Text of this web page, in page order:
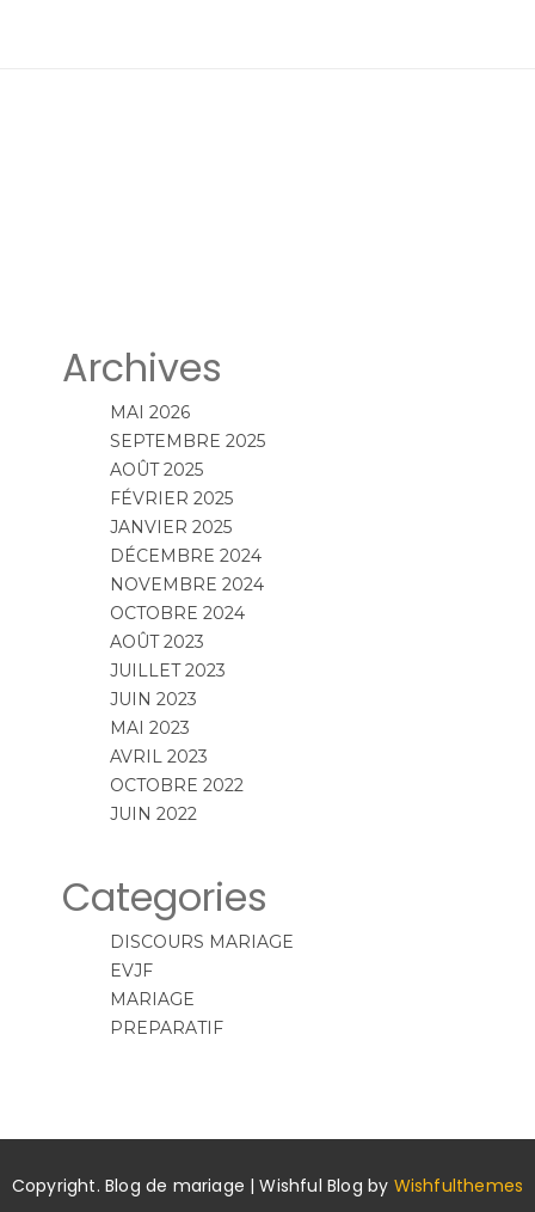
Archives
MAI 2026
SEPTEMBRE 2025
AOÛT 2025
FÉVRIER 2025
JANVIER 2025
DÉCEMBRE 2024
NOVEMBRE 2024
OCTOBRE 2024
AOÛT 2023
JUILLET 2023
JUIN 2023
MAI 2023
AVRIL 2023
OCTOBRE 2022
JUIN 2022
Categories
DISCOURS MARIAGE
EVJF
MARIAGE
PREPARATIF
Copyright. Blog de mariage | Wishful Blog by Wishfulthemes